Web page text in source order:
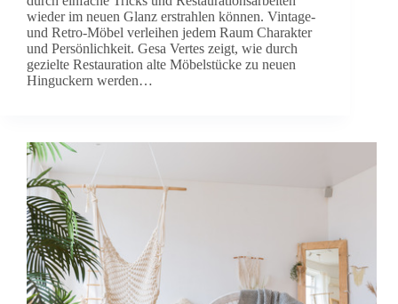
wieder im neuen Glanz erstrahlen können. Vintage-
und Retro-Möbel verleihen jedem Raum Charakter
und Persönlichkeit. Gesa Vertes zeigt, wie durch
gezielte Restauration alte Möbelstücke zu neuen
Hinguckern werden…